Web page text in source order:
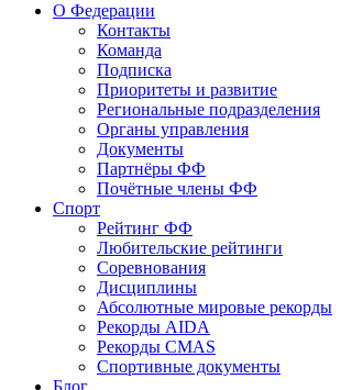
О Федерации
Контакты
Команда
Подписка
Приоритеты и развитие
Региональные подразделения
Органы управления
Документы
Партнёры ФФ
Почётные члены ФФ
Спорт
Рейтинг ФФ
Любительские рейтинги
Соревнования
Дисциплины
Абсолютные мировые рекорды
Рекорды AIDA
Рекорды CMAS
Спортивные документы
Блог